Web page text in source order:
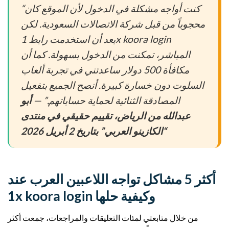
“كنت أواجه مشكلة في الدخول لأن الموقع كان
محجوباً من قبل شركة الاتصالات السعودية. لكن
بعد أن استخدمت رابط 1x koora login
المباشر، تمكنت من الدخول بسهولة. كما أن
مكافأة 500 دولار ساعدتني في تجربة ألعاب
السلوت دون خسارة كبيرة. أنصح الجميع بتفعيل
المصادقة الثنائية لحماية حساباتهم.” —أبو
عبدالله من الرياض، تقييم حقيقي في منتدى
“الكازينو العربي” بتاريخ 2 أبريل 2026
أكثر 5 مشاكل تواجه اللاعبين العرب عند
1x koora login وكيفية حلها
من خلال متابعتي لمئات التعليقات والمراجعات، جمعت أكثر